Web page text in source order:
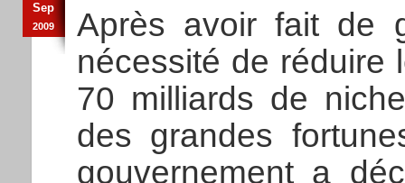
Sep
2009
Après avoir fait de
nécessité de réduire
70 milliards de
des grandes
gouvernement a